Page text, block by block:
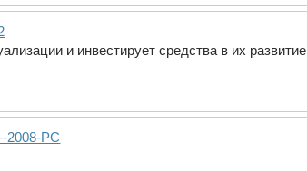
и инвестирует средства в их
2008-PC